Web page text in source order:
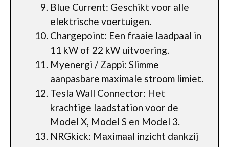
Blue Current: Geschikt voor alle
elektrische voertuigen.
Chargepoint: Een fraaie laadpaal in
11 kW of 22 kW uitvoering.
Myenergi / Zappi: Slimme
aanpasbare maximale stroom limiet.
Tesla Wall Connector: Het
krachtige laadstation voor de
Model X, Model S en Model 3.
NRGkick: Maximaal inzicht dankzij